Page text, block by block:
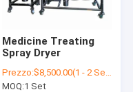
Medicine Treating
Spray Dryer
Prezzo:$8,500.00(1 - 2 Sets) $8,000.00(>=3 Sets)
MOQ:1 Set